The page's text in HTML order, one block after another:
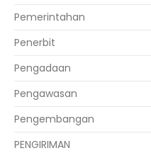
Pemerintahan
Penerbit
Pengadaan
Pengawasan
Pengembangan
PENGIRIMAN